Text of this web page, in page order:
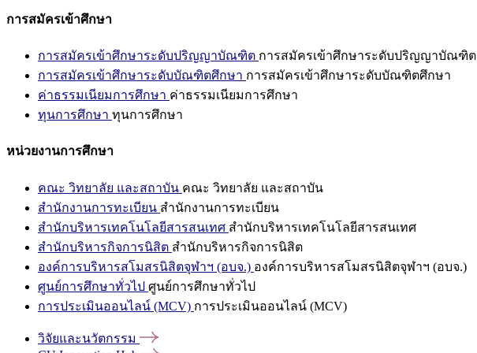
การสมัครเข้าศึกษา
การสมัครเข้าศึกษาระดับปริญญาบัณฑิต การสมัครเข้าศึกษาระดับปริญญาบัณฑิต
การสมัครเข้าศึกษาระดับบัณฑิตศึกษา การสมัครเข้าศึกษาระดับบัณฑิตศึกษา
ค่าธรรมเนียมการศึกษา ค่าธรรมเนียมการศึกษา
ทุนการศึกษา ทุนการศึกษา
หน่วยงานการศึกษา
คณะ วิทยาลัย และสถาบัน คณะ วิทยาลัย และสถาบัน
สำนักงานการทะเบียน สำนักงานการทะเบียน
สำนักบริหารเทคโนโลยีสารสนเทศ สำนักบริหารเทคโนโลยีสารสนเทศ
สำนักบริหารกิจการนิสิต สำนักบริหารกิจการนิสิต
องค์การบริหารสโมสรนิสิตจุฬาฯ (อบจ.) องค์การบริหารสโมสรนิสิตจุฬาฯ (อบจ.)
ศูนย์การศึกษาทั่วไป ศูนย์การศึกษาทั่วไป
การประเมินออนไลน์ (MCV) การประเมินออนไลน์ (MCV)
วิจัยและนวัตกรรม